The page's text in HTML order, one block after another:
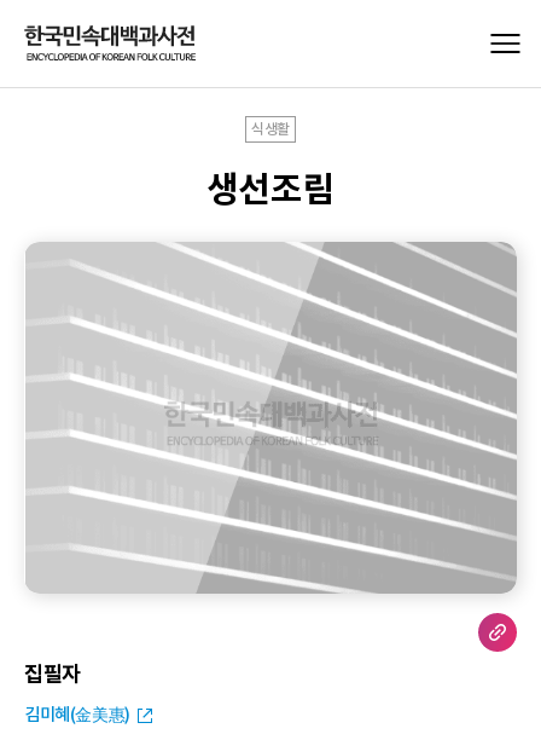
식생활
생선조림
집필자
김미혜(金美惠)